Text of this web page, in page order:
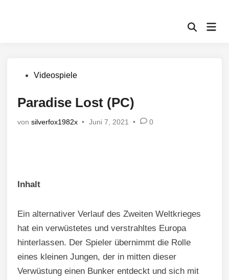
Suche
Veröffentlicht
Videospiele
Paradise Lost (PC)
von silverfox1982x • Juni 7, 2021 • 0
Inhalt
Ein alternativer Verlauf des Zweiten Weltkrieges
hat ein verwüstetes und verstrahltes Europa
hinterlassen. Der Spieler übernimmt die Rolle
eines kleinen Jungen, der in mitten dieser
Verwüstung einen Bunker entdeckt und sich mit